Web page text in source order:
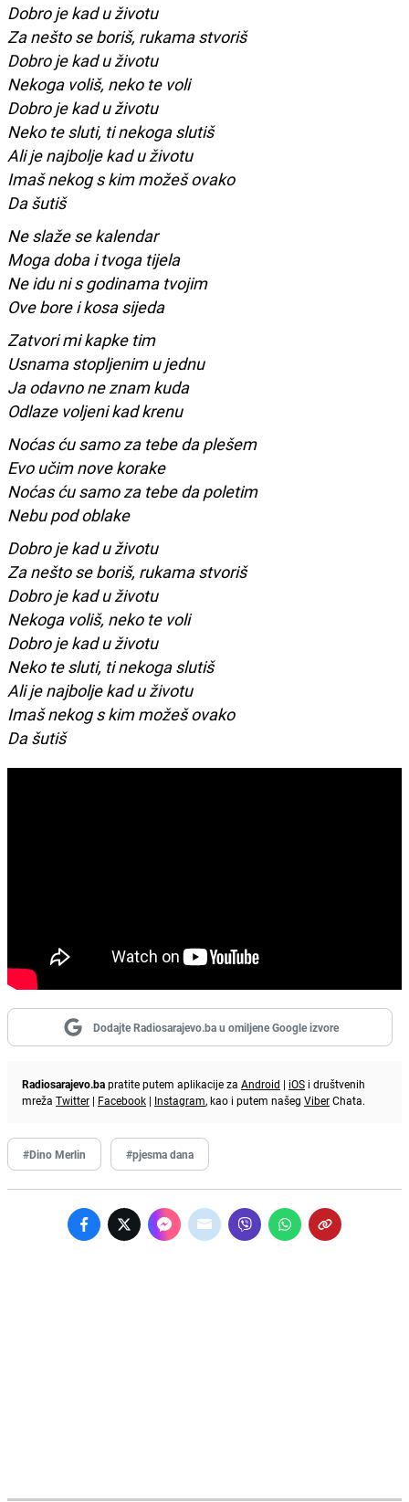
Dobro je kad u životu
Za nešto se boriš, rukama stvoriš
Dobro je kad u životu
Nekoga voliš, neko te voli
Dobro je kad u životu
Neko te sluti, ti nekoga slutiš
Ali je najbolje kad u životu
Imaš nekog s kim možeš ovako
Da šutiš
Ne slaže se kalendar
Moga doba i tvoga tijela
Ne idu ni s godinama tvojim
Ove bore i kosa sijeda
Zatvori mi kapke tim
Usnama stopljenim u jednu
Ja odavno ne znam kuda
Odlaze voljeni kad krenu
Noćas ću samo za tebe da plešem
Evo učim nove korake
Noćas ću samo za tebe da poletim
Nebu pod oblake
Dobro je kad u životu
Za nešto se boriš, rukama stvoriš
Dobro je kad u životu
Nekoga voliš, neko te voli
Dobro je kad u životu
Neko te sluti, ti nekoga slutiš
Ali je najbolje kad u životu
Imaš nekog s kim možeš ovako
Da šutiš
Dodajte Radiosarajevo.ba u omiljene Google izvore
Radiosarajevo.bapratite putem aplikacije za Android | iOS i društvenih
mreža Twitter | Facebook | Instagram, kao i putem našeg ViberChata.
#Dino Merlin #pjesma dana